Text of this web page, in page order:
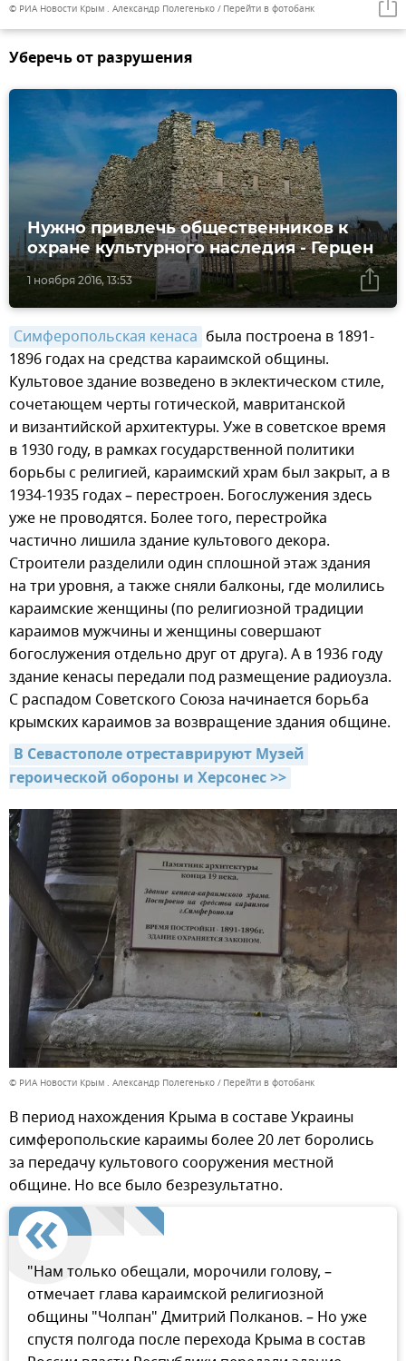
© РИА Новости Крым . Александр Полегенько Перейти в фотобанк
Уберечь от разрушения
1 ноября 2016, 13:53
Нужно привлечь общественников к
охране культурного наследия - Герцен
Симферопольская кенаса была построена в 1891-
1896 годах на средства караимской общины.
Культовое здание возведено в эклектическом стиле,
сочетающем черты готической, мавританской
и византийской архитектуры. Уже в советское время
в 1930 году, в рамках государственной политики
борьбы с религией, караимский храм был закрыт, а в
1934-1935 годах – перестроен. Богослужения здесь
уже не проводятся. Более того, перестройка
частично лишила здание культового декора.
Строители разделили один сплошной этаж здания
на три уровня, а также сняли балконы, где молились
караимские женщины (по религиозной традиции
караимов мужчины и женщины совершают
богослужения отдельно друг от друга). А в 1936 году
здание кенасы передали под размещение радиоузла.
С распадом Советского Союза начинается борьба
крымских караимов за возвращение здания общине.
В Севастополе отреставрируют Музей
героической обороны и Херсонес >>
© РИА Новости Крым . Александр Полегенько Перейти в фотобанк
В период нахождения Крыма в составе Украины
симферопольские караимы более 20 лет боролись
за передачу культового сооружения местной
общине. Но все было безрезультатно.
"Нам только обещали, морочили голову, –
отмечает глава караимской религиозной
общины "Чолпан" Дмитрий Полканов. – Но уже
спустя полгода после перехода Крыма в состав